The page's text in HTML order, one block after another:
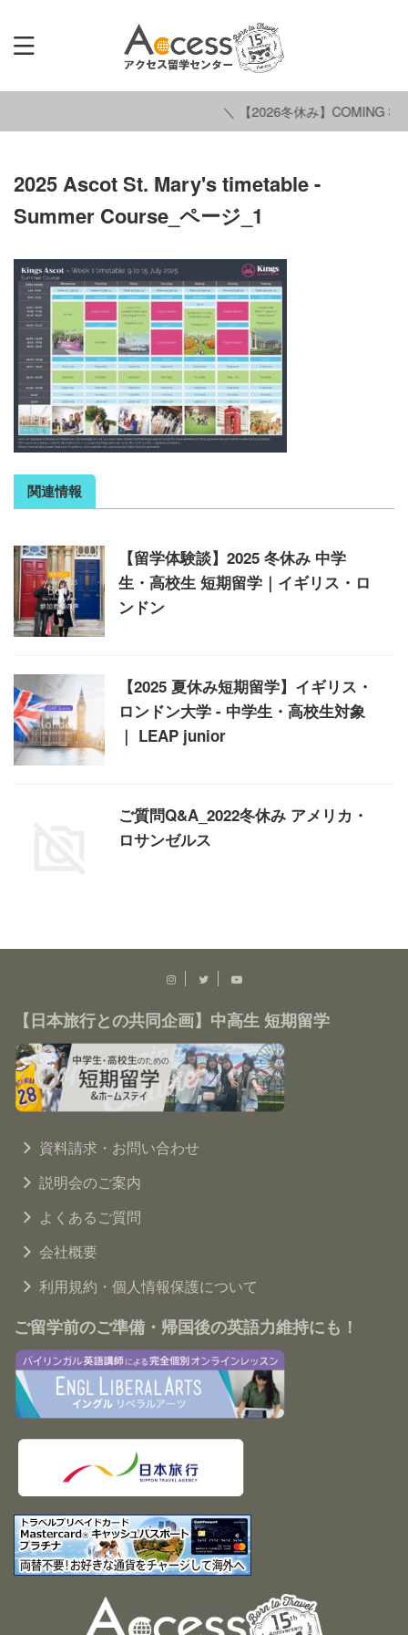
＼ 【2026冬休み】COMING
2025 Ascot St. Mary's timetable -
Summer Course_ページ_1
関連情報
【留学体験談】2025 冬休み 中学
生・高校生 短期留学｜イギリス・ロ
ンドン
【2025 夏休み短期留学】イギリス・
ロンドン大学 - 中学生・高校生対象
｜ LEAP junior
ご質問Q&A_2022冬休み アメリカ・
ロサンゼルス
【日本旅行との共同企画】中高生 短期留学
資料請求・お問い合わせ
説明会のご案内
よくあるご質問
会社概要
利用規約・個人情報保護について
ご留学前のご準備・帰国後の英語力維持にも！